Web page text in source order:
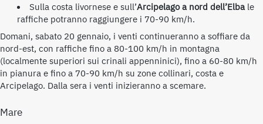
Sulla costa livornese e sull’Arcipelago a nord dell’Elbale
raffiche potranno raggiungere i 70-90 km/h.
Domani, sabato 20 gennaio, i venti continueranno a soffiare da
nord-est, con raffiche fino a 80-100 km/h in montagna
(localmente superiori sui crinali appenninici), fino a 60-80 km/h
in pianura e fino a 70-90 km/h su zone collinari, costa e
Arcipelago. Dalla sera i venti inizieranno a scemare.
Mare